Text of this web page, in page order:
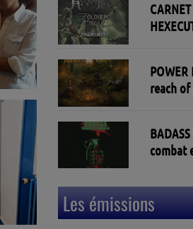
reach
combat
Les émissions